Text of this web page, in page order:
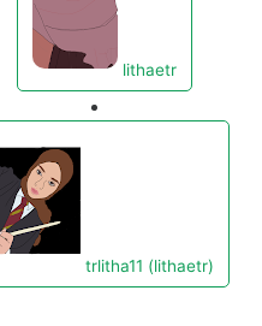
lithaetr
trlitha11 (lithaetr)